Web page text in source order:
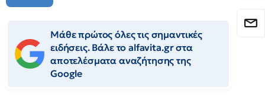
Μάθε πρώτος όλες τις σημαντικές
ειδήσεις. Βάλε το alfavita.gr στα
αποτελέσματα αναζήτησης της
Google